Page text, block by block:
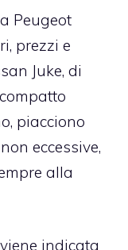
Peugeot
prezzi e
Juke, di
piacciono
eccessive,
alla
indicata